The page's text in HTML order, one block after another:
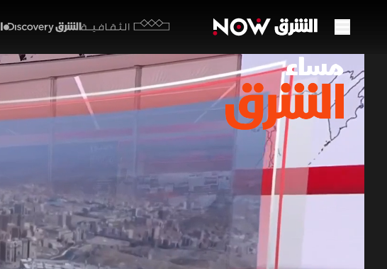
الثقافية
ملفات
أميركي
46:40
تتداخل في المشهد
مضيق هرمز والأموال
في الدوحة، وفي
مساء الشرق إيران الولايات